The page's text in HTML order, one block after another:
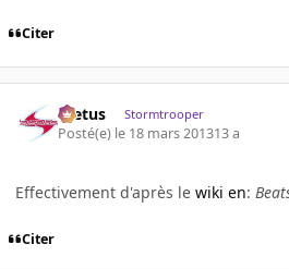
Citer
foetus Stormtrooper
Posté(e) le 18 mars 201313 a
Effectivement d'après le wiki en:
Citer